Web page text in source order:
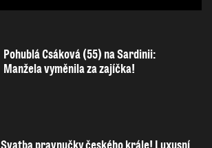
Pohublá Csáková (55) na Sardinii:
Manžela vyměnila za zajíčka!